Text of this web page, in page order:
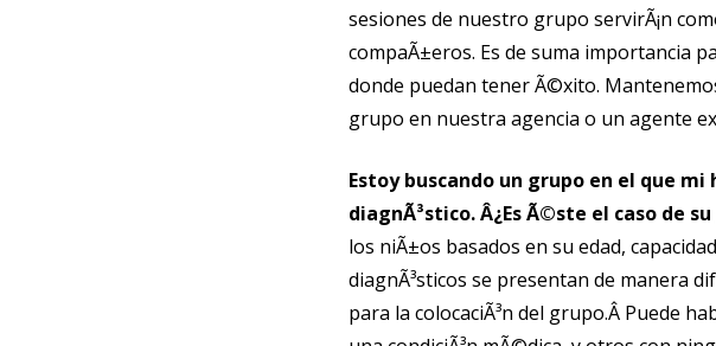
sesiones de nuestro grupo servirÃ¡n
compaÃ±eros. Es de suma importancia
donde puedan tener Ã©xito.
grupo en nuestra agencia o un agente
Estoy buscando un grupo en el que
diagnÃ³stico. Â¿Es Ã©ste el caso de
los niÃ±os basados en su edad,
diagnÃ³sticos se presentan de manera
para la colocaciÃ³n del grupo.Â Puede